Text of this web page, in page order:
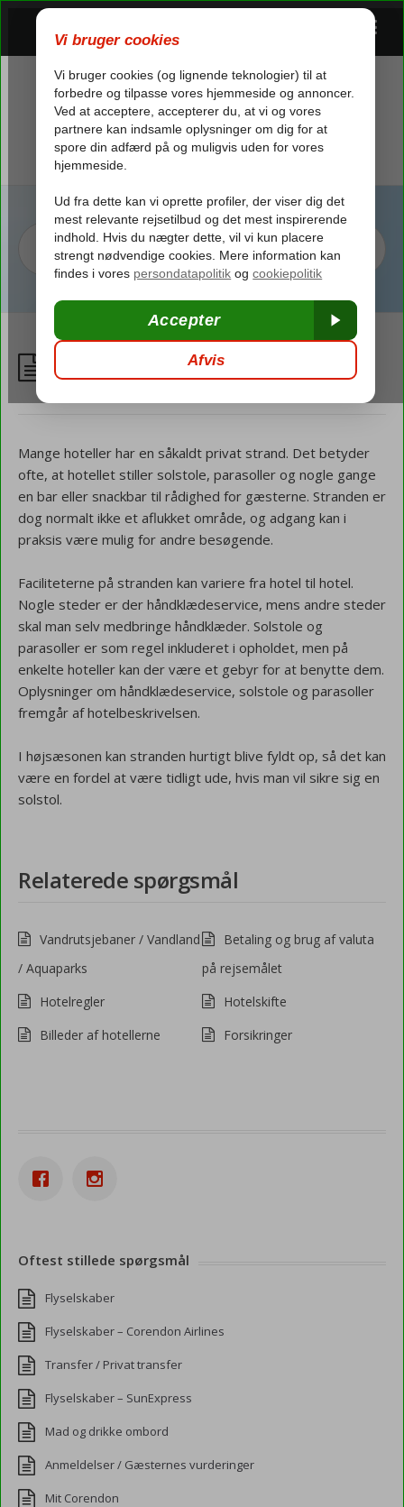
Privat strand
Mange hoteller har en såkaldt privat strand. Det betyder
ofte, at hotellet stiller solstole, parasoller og nogle gange
en bar eller snackbar til rådighed for gæsterne. Stranden er
dog normalt ikke et aflukket område, og adgang kan i
praksis være mulig for andre besøgende.
Faciliteterne på stranden kan variere fra hotel til hotel.
Nogle steder er der håndklædeservice, mens andre steder
skal man selv medbringe håndklæder. Solstole og
parasoller er som regel inkluderet i opholdet, men på
enkelte hoteller kan der være et gebyr for at benytte dem.
Oplysninger om håndklædeservice, solstole og parasoller
fremgår af hotelbeskrivelsen.
I højsæsonen kan stranden hurtigt blive fyldt op, så det kan
være en fordel at være tidligt ude, hvis man vil sikre sig en
solstol.
Relaterede spørgsmål
Vandrutsjebaner / Vandland
/ Aquaparks
Betaling og brug af valuta
på rejsemålet
Hotelregler
Hotelskifte
Billeder af hotellerne
Forsikringer
Oftest stillede spørgsmål
Flyselskaber
Flyselskaber – Corendon Airlines
Transfer / Privat transfer
Flyselskaber – SunExpress
Mad og drikke ombord
Anmeldelser / Gæsternes vurderinger
Mit Corendon